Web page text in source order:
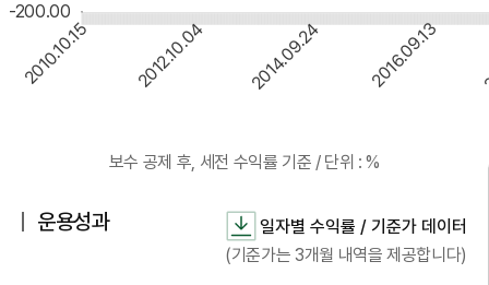
-200.00
2010.10.15 2012.10.04 2014.09.24 2016.09.13
운용성과
일자별 수익률 / 기준가 데이터
(기준가는 3개월 내역을 제공합니다)